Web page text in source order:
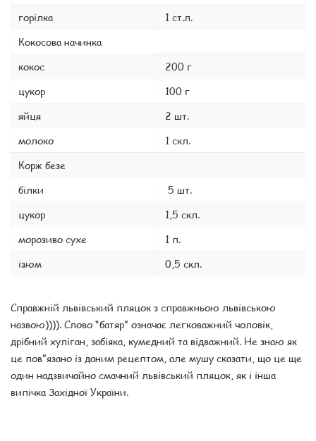
горілка
1 ст.л.
Кокосова начинка
кокос
200 г
цукор
100 г
яйця
2 шт.
молоко
1 скл.
Корж безе
білки
5 шт.
цукор
1,5 скл.
морозиво сухе
1 п.
ізюм
0,5 скл.
Справжній львівський пляцок з справжньою львівською
назвою)))). Слово “батяр” означає легковажний чоловік,
дрібний хуліган, забіяка, кумедний та відважний. Не знаю як
це пов”язано із даним рецептом, але мушу сказати, що це ще
один надзвичайно смачний львівський пляцок, як і інша
випічка Західної України.